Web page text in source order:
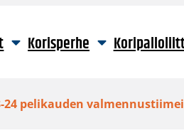
Korisperhe
pelikauden